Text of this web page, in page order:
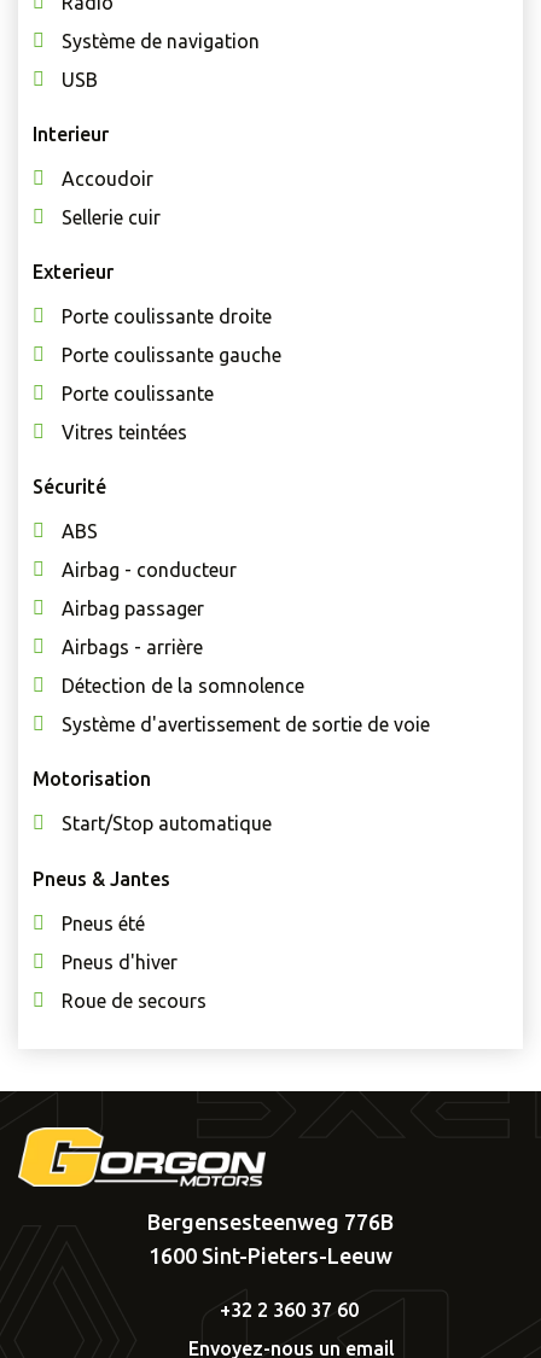
Système de navigation
USB
Interieur
Accoudoir
Sellerie cuir
Exterieur
Porte coulissante droite
Porte coulissante gauche
Porte coulissante
Vitres teintées
Sécurité
ABS
Airbag - conducteur
Airbag passager
Airbags - arrière
Détection de la somnolence
Système d'avertissement de sortie de voie
Motorisation
Start/Stop automatique
Pneus & Jantes
Pneus été
Pneus d'hiver
Roue de secours
Bergensesteenweg 776B
1600 Sint-Pieters-Leeuw
+32 2 360 37 60
Envoyez-nous un email